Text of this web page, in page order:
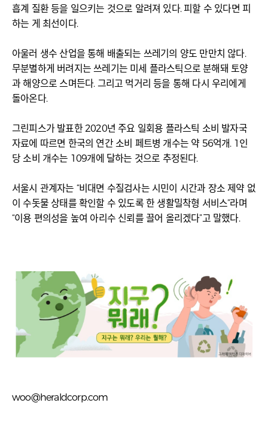
흡계 질환 등을 일으키는 것으로 알려져 있다. 피할 수 있다면 피
하는 게 최선이다.
아울러 생수 산업을 통해 배출되는 쓰레기의 양도 만만치 않다.
무분별하게 버려지는 쓰레기는 미세 플라스틱으로 분해돼 토양
과 해양으로 스며든다. 그리고 먹거리 등을 통해 다시 우리에게
돌아온다.
그린피스가 발표한 2020년 주요 일회용 플라스틱 소비 발자국
자료에 따르면 한국의 연간 소비 페트병 개수는 약 56억개. 1인
당 소비 개수는 109개에 달하는 것으로 추정된다.
서울시 관계자는 “비대면 수질검사는 시민이 시간과 장소 제약 없
이 수돗물 상태를 확인할 수 있도록 한 생활밀착형 서비스”라며
“이용 편의성을 높여 아리수 신뢰를 끌어 올리겠다”고 말했다.
woo@heraldcorp.com